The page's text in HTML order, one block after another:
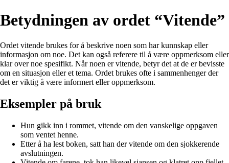
Betydningen av ordet “Vitende”
Ordet vitende brukes for å beskrive noen som har kunnskap eller
informasjon om noe. Det kan også referere til å være oppmerksom eller
klar over noe spesifikt. Når noen er vitende, betyr det at de er bevisste
om en situasjon eller et tema. Ordet brukes ofte i sammenhenger der
det er viktig å være informert eller oppmerksom.
Eksempler på bruk
Hun gikk inn i rommet, vitende om den vanskelige oppgaven
som ventet henne.
Etter å ha lest boken, satt han der vitende om den sjokkerende
avslutningen.